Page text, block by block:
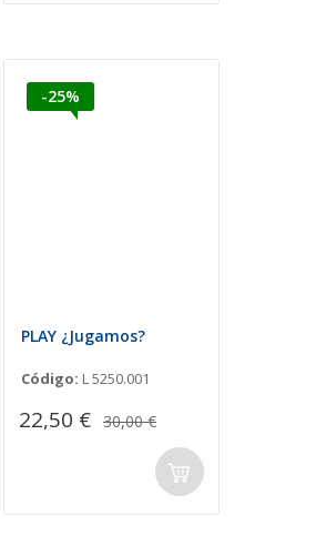
-25%
PLAY ¿Jugamos?
Código: L 5250.001
22,50 € 30,00 €